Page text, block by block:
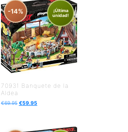
-14%
¡Última
unidad!
70931 Banquete de la
Aldea
€69.95 €59.95